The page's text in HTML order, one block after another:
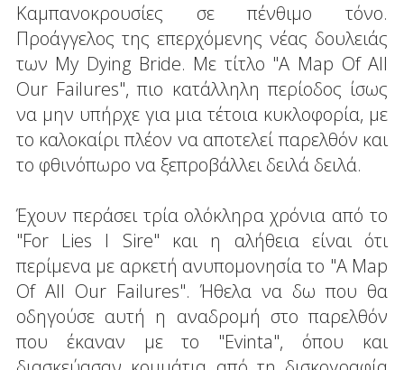
Καμπανοκρουσίες σε πένθιμο τόνο.
Προάγγελος της επερχόμενης νέας δουλειάς
των My Dying Bride. Με τίτλο "A Map Of All
Our Failures", πιο κατάλληλη περίοδος ίσως
να μην υπήρχε για μια τέτοια κυκλοφορία, με
το καλοκαίρι πλέον να αποτελεί παρελθόν και
το φθινόπωρο να ξεπροβάλλει δειλά δειλά.
Έχουν περάσει τρία ολόκληρα χρόνια από το
"For Lies I Sire" και η αλήθεια είναι ότι
περίμενα με αρκετή ανυπομονησία το "A Map
Of All Our Failures". Ήθελα να δω που θα
οδηγούσε αυτή η αναδρομή στο παρελθόν
που έκαναν με το "Evinta", όπου και